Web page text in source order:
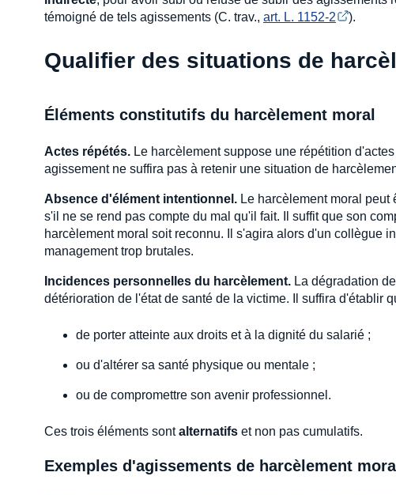
témoigné de tels agissements (C. trav., art. L. 1152-2 ).
Qualifier des situations de
Éléments constitutifs du harcèlement moral
Actes répétés. Le harcèlement suppose une répétition
agissement ne suffira pas à retenir une situation de
Absence d'élément intentionnel. Le harcèlement moral
s'il ne se rend pas compte du mal qu'il fait. Il suffit que son
harcèlement moral soit reconnu. Il s'agira alors d'un collègue
management trop brutales.
Incidences personnelles du harcèlement. La dégradation
détérioration de l'état de santé de la victime. Il suffira d'établir
de porter atteinte aux droits et à la dignité du salarié ;
ou d'altérer sa santé physique ou mentale ;
ou de compromettre son avenir professionnel.
Ces trois éléments sontalternatifs et non pas cumulatifs.
Exemples d'agissements de harcèlement